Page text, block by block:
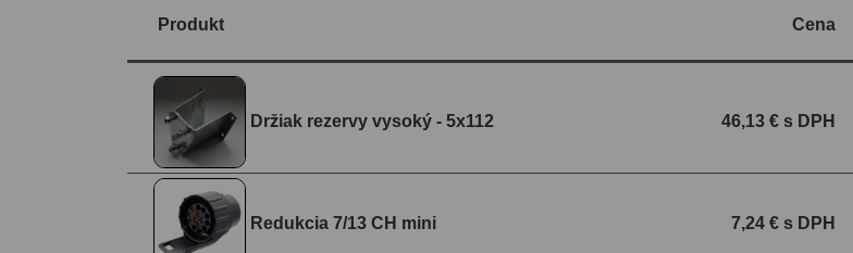
Produkt Cena
Držiak rezervy vysoký - 5x112 46,13 € s DPH
Redukcia 7/13 CH mini 7,24 € s DPH